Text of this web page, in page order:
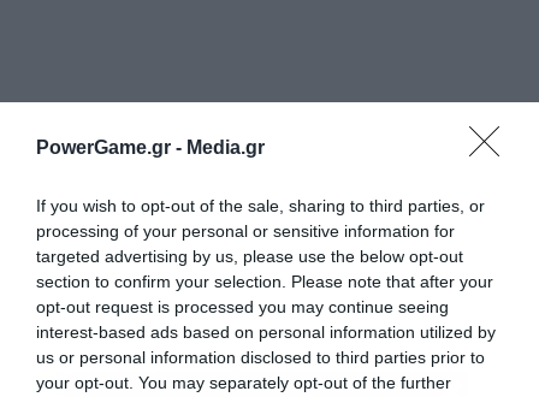
PowerGame.gr - Media.gr
If you wish to opt-out of the sale, sharing to third parties, or
processing of your personal or sensitive information for
targeted advertising by us, please use the below opt-out
section to confirm your selection. Please note that after your
opt-out request is processed you may continue seeing
interest-based ads based on personal information utilized by
us or personal information disclosed to third parties prior to
your opt-out. You may separately opt-out of the further
Ακολουθήστε το Powergame.gr στοGoogle